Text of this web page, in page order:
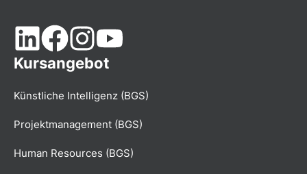
Kursangebot
Künstliche Intelligenz (BGS)
Projektmanagement (BGS)
Human Resources (BGS)